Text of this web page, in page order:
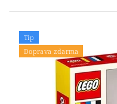
Tip
Doprava zdarma